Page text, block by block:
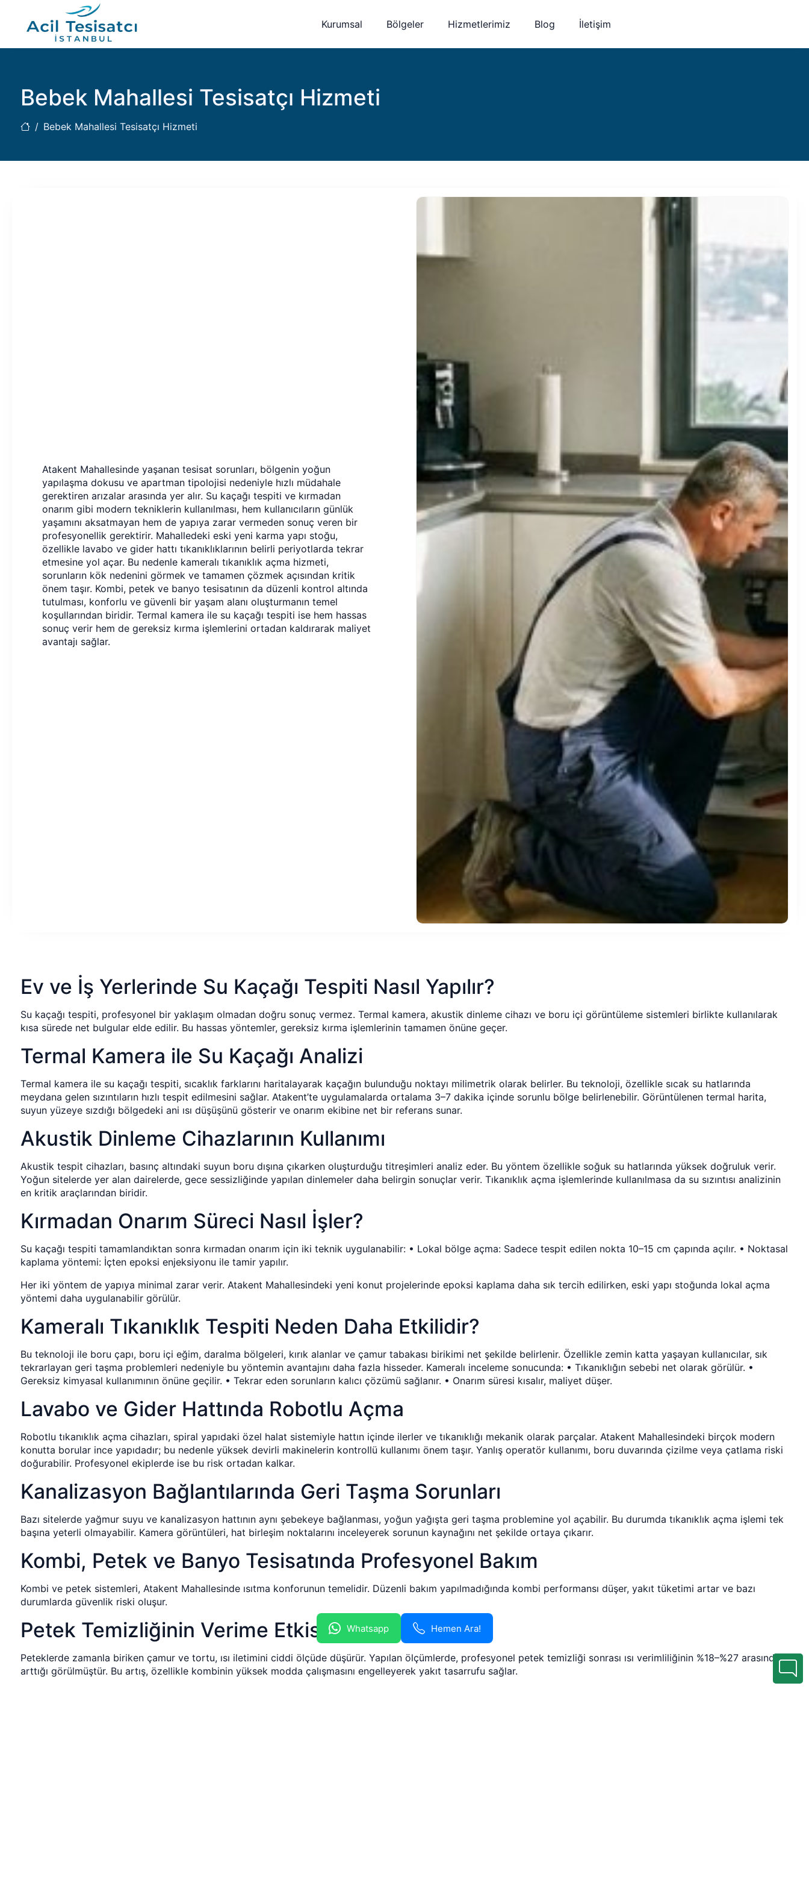
Kurumsal Bölgeler Hizmetlerimiz Blog İletişim
Bebek Mahallesi Tesisatçı Hizmeti
Bebek Mahallesi Tesisatçı Hizmeti
Atakent Mahallesinde yaşanan tesisat sorunları, bölgenin yoğun
yapılaşma dokusu ve apartman tipolojisi nedeniyle hızlı müdahale
gerektiren arızalar arasında yer alır. Su kaçağı tespiti ve kırmadan
onarım gibi modern tekniklerin kullanılması, hem kullanıcıların günlük
yaşamını aksatmayan hem de yapıya zarar vermeden sonuç veren bir
profesyonellik gerektirir. Mahalledeki eski yeni karma yapı stoğu,
özellikle lavabo ve gider hattı tıkanıklıklarının belirli periyotlarda tekrar
etmesine yol açar. Bu nedenle kameralı tıkanıklık açma hizmeti,
sorunların kök nedenini görmek ve tamamen çözmek açısından kritik
önem taşır. Kombi, petek ve banyo tesisatının da düzenli kontrol altında
tutulması, konforlu ve güvenli bir yaşam alanı oluşturmanın temel
koşullarından biridir. Termal kamera ile su kaçağı tespiti ise hem hassas
sonuç verir hem de gereksiz kırma işlemlerini ortadan kaldırarak maliyet
avantajı sağlar.
Ev ve İş Yerlerinde Su Kaçağı Tespiti Nasıl Yapılır?
Su kaçağı tespiti, profesyonel bir yaklaşım olmadan doğru sonuç vermez. Termal kamera, akustik dinleme cihazı ve boru içi görüntüleme sistemleri birlikte kullanılarak
kısa sürede net bulgular elde edilir. Bu hassas yöntemler, gereksiz kırma işlemlerinin tamamen önüne geçer.
Termal Kamera ile Su Kaçağı Analizi
Termal kamera ile su kaçağı tespiti, sıcaklık farklarını haritalayarak kaçağın bulunduğu noktayı milimetrik olarak belirler. Bu teknoloji, özellikle sıcak su hatlarında
meydana gelen sızıntıların hızlı tespit edilmesini sağlar. Atakent’te uygulamalarda ortalama 3–7 dakika içinde sorunlu bölge belirlenebilir. Görüntülenen termal harita,
suyun yüzeye sızdığı bölgedeki ani ısı düşüşünü gösterir ve onarım ekibine net bir referans sunar.
Akustik Dinleme Cihazlarının Kullanımı
Akustik tespit cihazları, basınç altındaki suyun boru dışına çıkarken oluşturduğu titreşimleri analiz eder. Bu yöntem özellikle soğuk su hatlarında yüksek doğruluk verir.
Yoğun sitelerde yer alan dairelerde, gece sessizliğinde yapılan dinlemeler daha belirgin sonuçlar verir. Tıkanıklık açma işlemlerinde kullanılmasa da su sızıntısı analizinin
en kritik araçlarından biridir.
Kırmadan Onarım Süreci Nasıl İşler?
Su kaçağı tespiti tamamlandıktan sonra kırmadan onarım için iki teknik uygulanabilir: • Lokal bölge açma: Sadece tespit edilen nokta 10–15 cm çapında açılır. • Noktasal
kaplama yöntemi: İçten epoksi enjeksiyonu ile tamir yapılır.
Her iki yöntem de yapıya minimal zarar verir. Atakent Mahallesindeki yeni konut projelerinde epoksi kaplama daha sık tercih edilirken, eski yapı stoğunda lokal açma
yöntemi daha uygulanabilir görülür.
Kameralı Tıkanıklık Tespiti Neden Daha Etkilidir?
Bu teknoloji ile boru çapı, boru içi eğim, daralma bölgeleri, kırık alanlar ve çamur tabakası birikimi net şekilde belirlenir. Özellikle zemin katta yaşayan kullanıcılar, sık
tekrarlayan geri taşma problemleri nedeniyle bu yöntemin avantajını daha fazla hisseder. Kameralı inceleme sonucunda: • Tıkanıklığın sebebi net olarak görülür. •
Gereksiz kimyasal kullanımının önüne geçilir. • Tekrar eden sorunların kalıcı çözümü sağlanır. • Onarım süresi kısalır, maliyet düşer.
Lavabo ve Gider Hattında Robotlu Açma
Robotlu tıkanıklık açma cihazları, spiral yapıdaki özel halat sistemiyle hattın içinde ilerler ve tıkanıklığı mekanik olarak parçalar. Atakent Mahallesindeki birçok modern
konutta borular ince yapıdadır; bu nedenle yüksek devirli makinelerin kontrollü kullanımı önem taşır. Yanlış operatör kullanımı, boru duvarında çizilme veya çatlama riski
doğurabilir. Profesyonel ekiplerde ise bu risk ortadan kalkar.
Kanalizasyon Bağlantılarında Geri Taşma Sorunları
Bazı sitelerde yağmur suyu ve kanalizasyon hattının aynı şebekeye bağlanması, yoğun yağışta geri taşma problemine yol açabilir. Bu durumda tıkanıklık açma işlemi tek
başına yeterli olmayabilir. Kamera görüntüleri, hat birleşim noktalarını inceleyerek sorunun kaynağını net şekilde ortaya çıkarır.
Kombi, Petek ve Banyo Tesisatında Profesyonel Bakım
Kombi ve petek sistemleri, Atakent Mahallesinde ısıtma konforunun temelidir. Düzenli bakım yapılmadığında kombi performansı düşer, yakıt tüketimi artar ve bazı
durumlarda güvenlik riski oluşur.
Petek Temizliğinin Verime Etkisi
Peteklerde zamanla biriken çamur ve tortu, ısı iletimini ciddi ölçüde düşürür. Yapılan ölçümlerde, profesyonel petek temizliği sonrası ısı verimliliğinin %18–%27 arasında
arttığı görülmüştür. Bu artış, özellikle kombinin yüksek modda çalışmasını engelleyerek yakıt tasarrufu sağlar.
Whatsapp Hemen Ara!